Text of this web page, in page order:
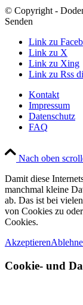
© Copyright -
Senden
Link zu
Link zu X
Link zu Xing
Link zu Rss
Kontakt
Impressum
Datenschutz
FAQ
Nach oben
Damit diese
manchmal kleine
ab. Das ist bei
von Cookies zu
Cookies.
Akzeptieren
Cookie- und